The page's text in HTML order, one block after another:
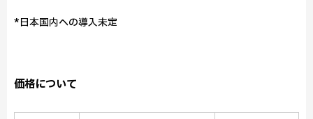
*日本国内への導入未定
価格について